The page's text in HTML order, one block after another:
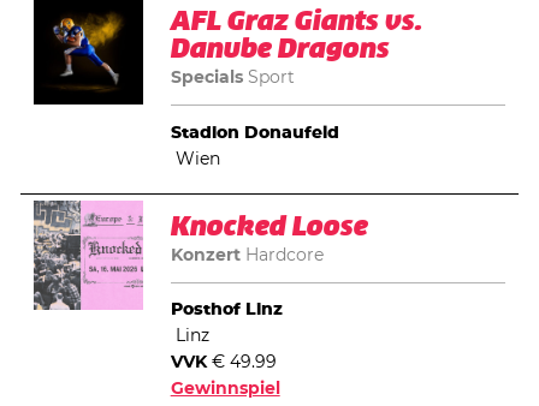
AFL Graz Giants vs.
Danube Dragons
Specials Sport
Stadion Donaufeld
Wien
Knocked Loose
Konzert Hardcore
Posthof Linz
Linz
VVK€ 49.99
Gewinnspiel